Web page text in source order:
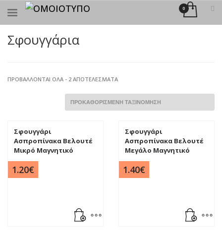
ΑΝΑΖΉΤΗΣΗ
Σφουγγάρια
ΠΡΟΒΆΛΛΟΝΤΑΙ ΌΛΑ - 2 ΑΠΟΤΕΛΈΣΜΑΤΑ
Σφουγγάρι
Ασπροπίνακα Βελουτέ
Μικρό Μαγνητικό
1.20€
Σφουγγάρι
Ασπροπίνακα Βελουτέ
Μεγάλο Μαγνητικό
1.40€